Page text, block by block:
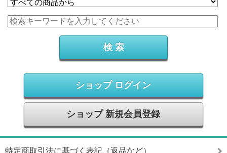
ショップ ログイン
ショップ 新規会員登録
特定商取引法に基づく表記（返品など）